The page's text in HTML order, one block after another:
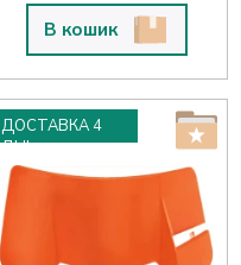
В кошик
ДОСТАВКА 4
ДНІ